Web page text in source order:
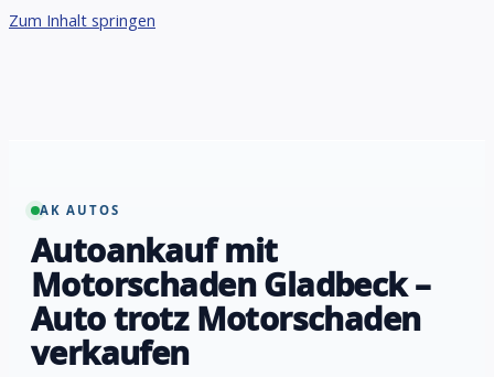
Zum Inhalt springen
AK AUTOS
Autoankauf mit
Motorschaden Gladbeck –
Auto trotz Motorschaden
verkaufen